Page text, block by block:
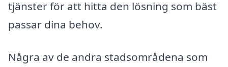
tjänster för att hitta den lösning som bäst
passar dina behov.
Några av de andra stadsområdena som